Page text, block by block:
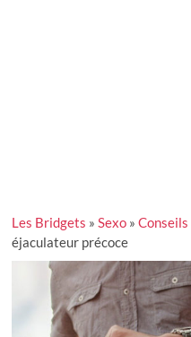
Les Bridgets »Sexo »Conseils
éjaculateur précoce